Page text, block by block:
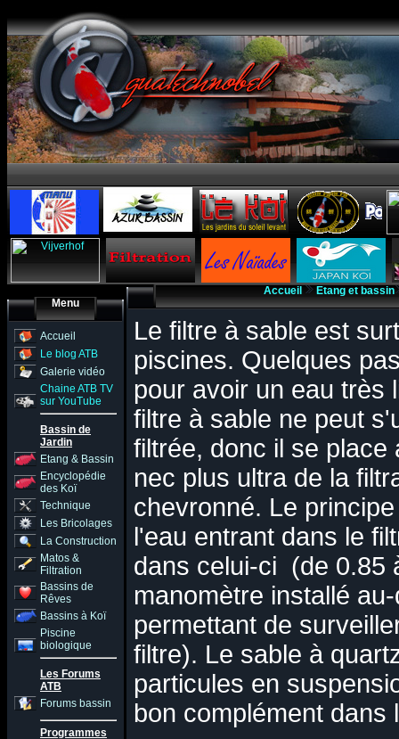
Menu
Accueil
Le blog ATB
Galerie vidéo
Chaine ATB TV
sur YouTube
Bassin de
Jardin
Etang & Bassin
Encyclopédie
des Koï
Technique
Les Bricolages
La Construction
Matos &
Filtration
Bassins de
Rêves
Bassins à Koï
Piscine
biologique
Les Forums
ATB
Forums bassin
Programmes
Accueil Etang et bassin
Le filtre à sable est
piscines. Quelques
pour avoir un eau très
filtre à sable ne peut
filtrée, donc il se place
nec plus ultra de la
chevronné. Le
l'eau entrant dans le
dans celui-ci (de 0.85
manomètre installé
permettant de
filtre). Le sable à
particules en
bon complément dans